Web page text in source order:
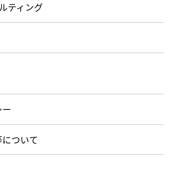
ティング
ついて